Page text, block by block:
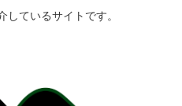
ているサイトです。